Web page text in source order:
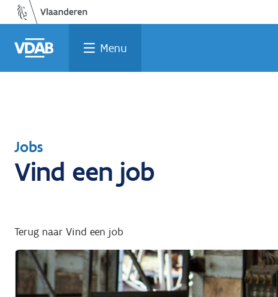
Ga
naar
de
inhoud
Vind
een
job
Vind
een
opleiding
Welke
job
past
bij
Terug
naar
home
Menu
Terug
naar
Jobs
Vind een job
Terug naar Vind een job